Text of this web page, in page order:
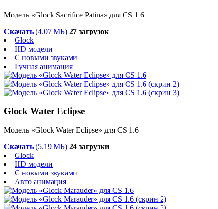
Модель «Glock Sacrifice Patina» для CS 1.6
Скачать (4.07 МБ) 27 загрузок
Glock
HD модели
С новыми звуками
Ручная анимация
Glock Water Eclipse
Модель «Glock Water Eclipse» для CS 1.6
Скачать (5.19 МБ) 24 загрузки
Glock
HD модели
С новыми звуками
Авто анимация